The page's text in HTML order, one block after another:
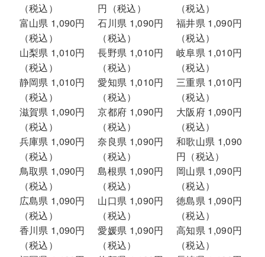
（税込）
円（税込）
（税込）
富山県 1,090円
（税込）
石川県 1,090円
（税込）
福井県 1,090円
（税込）
山梨県 1,010円
（税込）
長野県 1,010円
（税込）
岐阜県 1,010円
（税込）
静岡県 1,010円
（税込）
愛知県 1,010円
（税込）
三重県 1,010円
（税込）
滋賀県 1,090円
（税込）
京都府 1,090円
（税込）
大阪府 1,090円
（税込）
兵庫県 1,090円
（税込）
奈良県 1,090円
（税込）
和歌山県 1,090
円（税込）
鳥取県 1,090円
（税込）
島根県 1,090円
（税込）
岡山県 1,090円
（税込）
広島県 1,090円
（税込）
山口県 1,090円
（税込）
徳島県 1,090円
（税込）
香川県 1,090円
（税込）
愛媛県 1,090円
（税込）
高知県 1,090円
（税込）